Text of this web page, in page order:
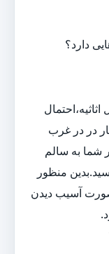
دارد؟
در در غرب
شما به سالم
منظور
صورت آسیب دیدن